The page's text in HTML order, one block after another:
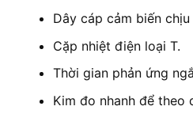
Dây cáp cảm biến chịu
Cặp nhiệt điện loại T.
Thời gian phản ứng
Kim đo nhanh để theo